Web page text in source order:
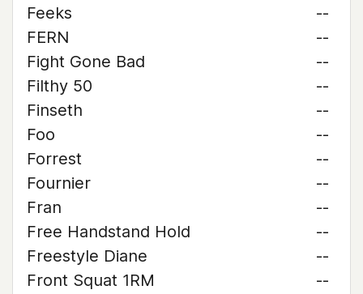
Feeks
--
FERN
--
Fight Gone Bad
--
Filthy 50
--
Finseth
--
Foo
--
Forrest
--
Fournier
--
Fran
--
Free Handstand Hold
--
Freestyle Diane
--
Front Squat 1RM
--